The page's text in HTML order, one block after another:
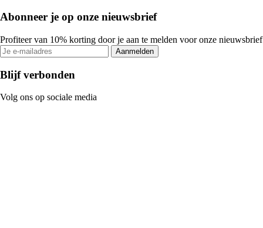
Abonneer je op onze nieuwsbrief
Profiteer van 10% korting door je aan te melden voor onze nieuwsbrief
Aanmelden
Blijf verbonden
Volg ons op sociale media